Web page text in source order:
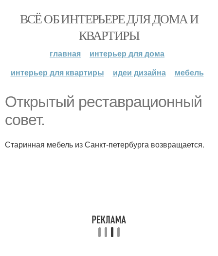
ВСЁ ОБ ИНТЕРЬЕРЕ ДЛЯ ДОМА И
КВАРТИРЫ
главная
интерьер для дома
интерьер для квартиры
идеи дизайна мебель
Открытый реставрационный
совет.
Старинная мебель из Санкт-петербурга возвращается.